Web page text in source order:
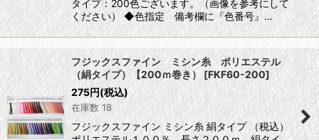
タイプ：200色ございます。（画像を参考にして
ください） ◆色指定 備考欄に『色番号』…
フジックスファイン ミシン糸 ポリエステル
（絹タイプ）【200ｍ巻き）[FKF60-200]
275円(税込)
在庫数 18
フジックスファイン ミシン糸 絹タイプ （税込）